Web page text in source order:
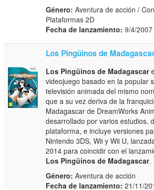
Género: Aventura de acción /
Plataformas 2D
Fecha de lanzamiento: 9/4/2007
Los Pingüinos de
Los Pingüinos de Madagascar
videojuego basado en la popular
televisión animada del mismo
que a su vez deriva de la
Madagascar de DreamWorks
desarrollado por varios estudios,
plataforma, e incluye versiones
Nintendo 3DS, Wii y Wii U,
2014 para coincidir con el
Los Pingüinos de Madagascar.
Género: Aventura de acción
Fecha de lanzamiento: 21/11/